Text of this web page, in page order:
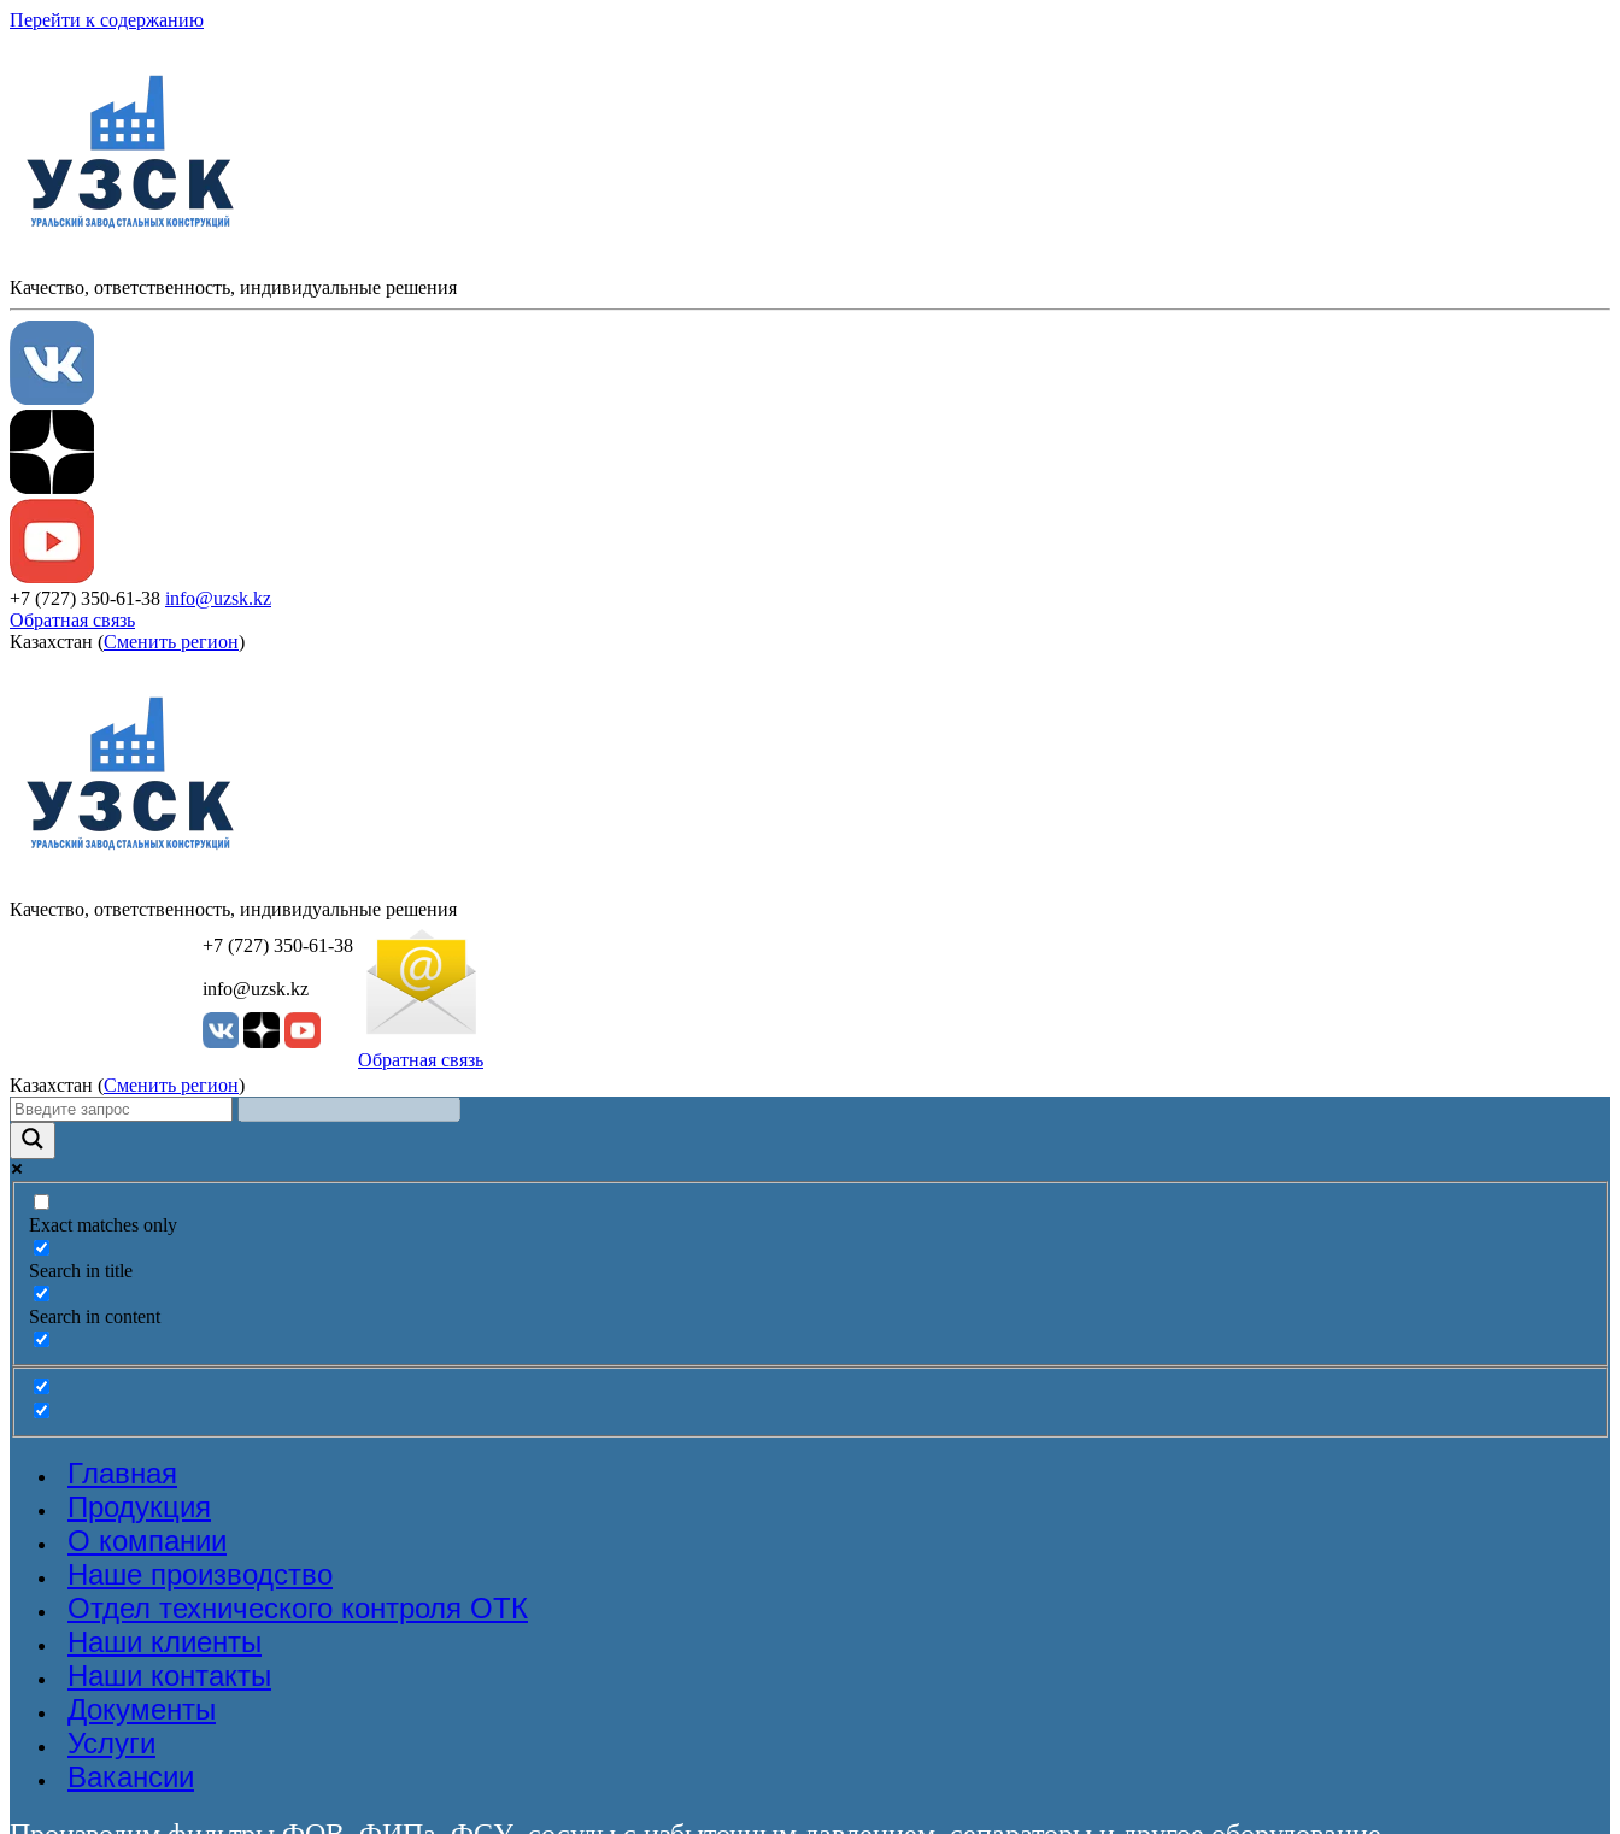
Перейти к содержанию
Качество, ответственность, индивидуальные решения
+7 (727) 350-61-38 info@uzsk.kz
Обратная связь
Казахстан (Сменить регион)
УЗСК Казахстан
Качество, ответственность, индивидуальные решения
+7 (727) 350-61-38
info@uzsk.kz
Обратная связь
Казахстан (Сменить регион)
Exact matches only
Search in title
Search in content
Главная
Продукция
О компании
Наше производство
Отдел технического контроля ОТК
Наши клиенты
Наши контакты
Документы
Услуги
Вакансии